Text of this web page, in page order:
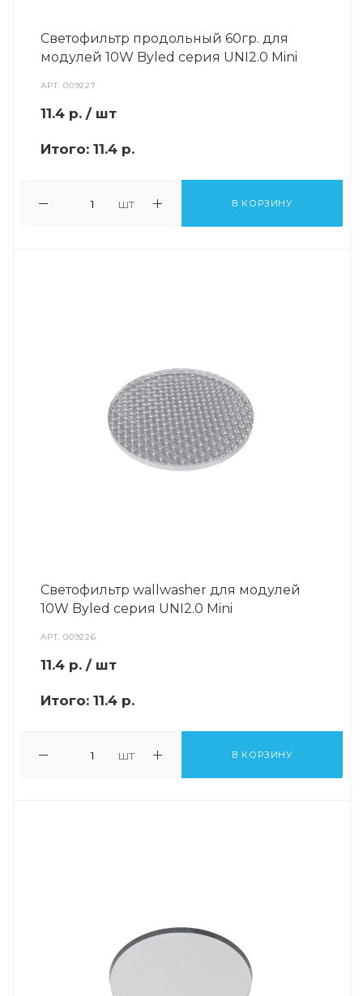
Светофильтр продольный 60гр. для
модулей 10W Byled серия UNI2.0 Mini
АРТ.009227
11.4 р. / шт
Итого: 11.4 р.
шт В КОРЗИНУ
Светофильтр wallwasher для модулей
10W Byled серия UNI2.0 Mini
АРТ.009226
11.4 р. / шт
Итого: 11.4 р.
шт В КОРЗИНУ